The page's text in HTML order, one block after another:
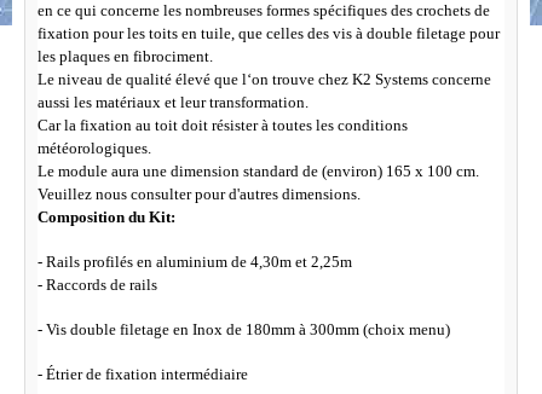
en ce qui concerne les nombreuses formes spécifiques des crochets de
fixation pour les toits en tuile, que celles des vis à double filetage pour
les plaques en fibrociment.
Le niveau de qualité élevé que l‘on trouve chez K2 Systems concerne
aussi les matériaux et leur transformation.
Car la fixation au toit doit résister à toutes les conditions
météorologiques.
Le module aura une dimension standard de (environ) 165 x 100 cm.
Veuillez nous consulter pour d'autres dimensions.
Composition du Kit:
- Rails profilés en aluminium de 4,30m et 2,25m
- Raccords de rails
- Vis double filetage en Inox de 180mm à 300mm (choix menu)
- Étrier de fixation intermédiaire